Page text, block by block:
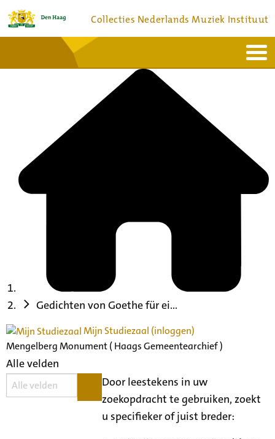
Collecties Nederlands Muziek Instituut
Bronnen en collecties
Gedichten von Goethe für ei...
Mijn Studiezaal (inloggen)
Mengelberg Monument ( Haags Gemeentearchief )
Alle velden
Door leestekens in uw
zoekopdracht te gebruiken, zoekt
u specifieker of juist breder: